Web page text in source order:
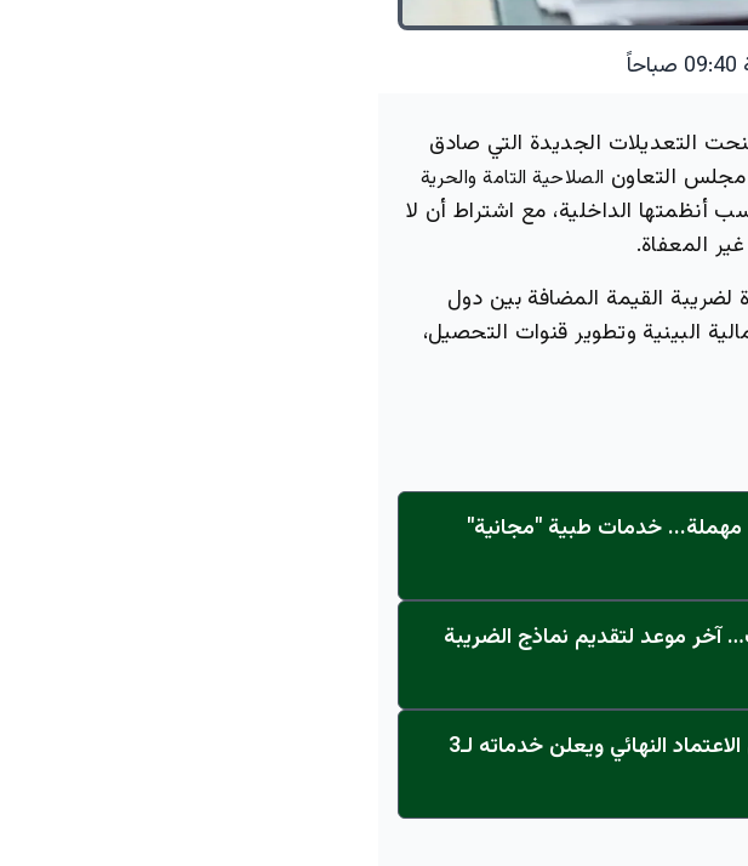
التعديلات الجديدة التي صادق
التعاون الصلاحية التامة والحرية
أنظمتها الداخلية، مع اشتراط أن لا
المعفاة.
لضريبة القيمة المضافة بين دول
البينية وتطوير قنوات التحصيل،
مهملة... خدمات طبية "مجانية"
آخر موعد لتقديم نماذج الضريبة
عاجل: القناة تنطلق... مركز أورام الجامعة يحصل على الاعتماد النهائي ويعلن خدماته لـ3